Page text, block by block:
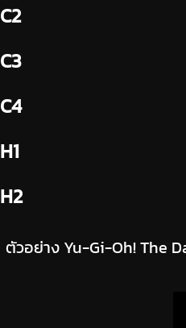
C2
C3
C4
H1
H2
ตัวอย่าง Yu-Gi-Oh! The